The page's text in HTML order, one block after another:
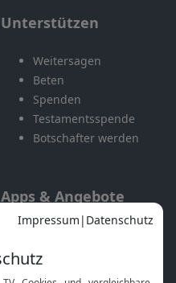
Unterstützen
Weitersagen
Beten
Spenden
Testamentsspende
Botschafter werden
Apps & Angebote
Mobile App